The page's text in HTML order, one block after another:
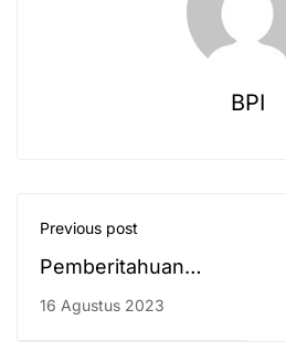
BPI
Previous post
Pemberitahuan
Pengisian Evaluasi
16 Agustus 2023